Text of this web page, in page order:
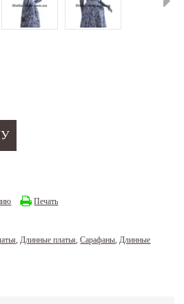
Печать
,Длинные платья,Сарафаны,Длинные